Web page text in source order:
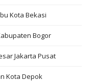
Kota Bekasi
Bogor
Jakarta Pusat
Kota Depok